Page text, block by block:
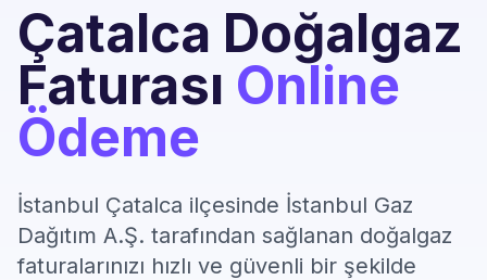
Çatalca Doğalgaz
Faturası Online
Ödeme
İstanbul Çatalca ilçesinde İstanbul Gaz
Dağıtım A.Ş. tarafından sağlanan doğalgaz
faturalarınızı hızlı ve güvenli bir şekilde